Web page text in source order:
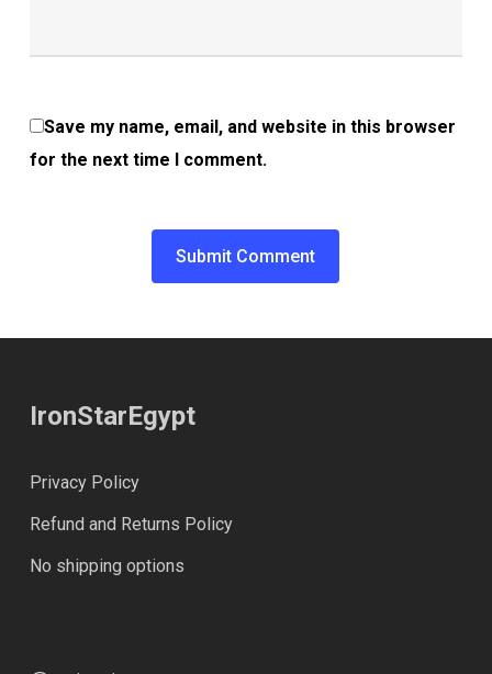
Save my name, email, and website in this browser
for the next time I comment.
IronStarEgypt
Privacy Policy
Refund and Returns Policy
No shipping options